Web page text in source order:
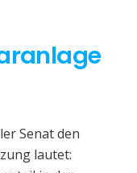
Senat den
lautet: